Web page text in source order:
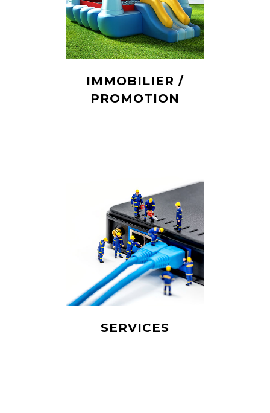
IMMOBILIER /
PROMOTION
SERVICES